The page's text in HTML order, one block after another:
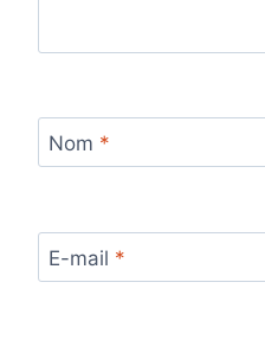
Nom *
E-mail *